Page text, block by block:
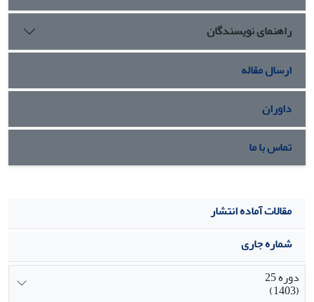
دارند، در عمل هنوز از این فناوری بهره‌ زیادی نمی‌برند. این
موضوع بازگوی شکاف بین پتانسیل بالقوه و کاربرد واقعی هوش
مصنوعی در صنعت رسانه ایران است.
راهنمای نویسندگان
ارسال مقاله
داوران
تماس با ما
مقالات آماده انتشار
شماره جاری
دوره 25
(1403)